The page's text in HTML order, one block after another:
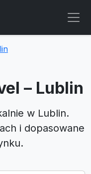
– Lublin
w Lublin.
i dopasowane